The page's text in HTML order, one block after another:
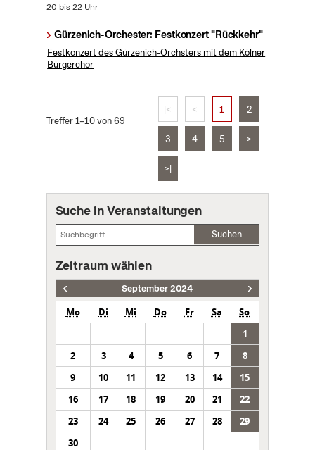
20 bis 22 Uhr
Gürzenich-Orchester: Festkonzert "Rückkehr"
Festkonzert des Gürzenich-Orchsters mit dem Kölner
Bürgerchor
Treffer 1–10 von 69
|< < 1 2
3 4 5 >
>|
Suche in Veranstaltungen
Suchen
Zeitraum wählen
September 2024
Mo Di Mi Do Fr Sa
So
1
2
3 4 5 6 7
8
9
10 11 12 13 14
15
16
17 18 19 20 21
22
23
24 25 26 27 28
29
30